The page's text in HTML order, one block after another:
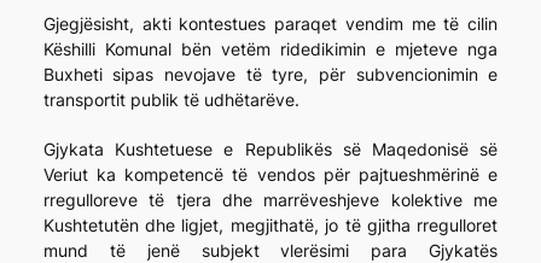
Gjegjësisht, akti kontestues paraqet vendim me të cilin
Këshilli Komunal bën vetëm ridedikimin e mjeteve nga
Buxheti sipas nevojave të tyre, për subvencionimin e
transportit publik të udhëtarëve.
Gjykata Kushtetuese e Republikës së Maqedonisë së
Veriut ka kompetencë të vendos për pajtueshmërinë e
rregulloreve të tjera dhe marrëveshjeve kolektive me
Kushtetutën dhe ligjet, megjithatë, jo të gjitha rregulloret
mund të jenë subjekt vlerësimi para Gjykatës